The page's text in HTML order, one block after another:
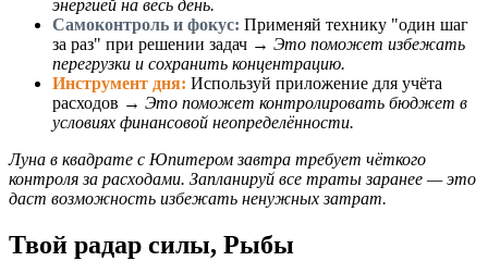
энергией на весь день.
Самоконтроль и фокус: Применяй технику "один шаг
за раз" при решении задач → Это поможет избежать
перегрузки и сохранить концентрацию.
Инструмент дня: Используй приложение для учёта
расходов → Это поможет контролировать бюджет в
условиях финансовой неопределённости.
Луна в квадрате с Юпитером завтра требует чёткого
контроля за расходами. Запланируй все траты заранее — это
даст возможность избежать ненужных затрат.
Твой радар силы, Рыбы